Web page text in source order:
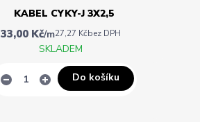
KABEL CYKY-J 3X2,5
33,00 Kč/m27,27 Kčbez DPH
SKLADEM
Do košíku